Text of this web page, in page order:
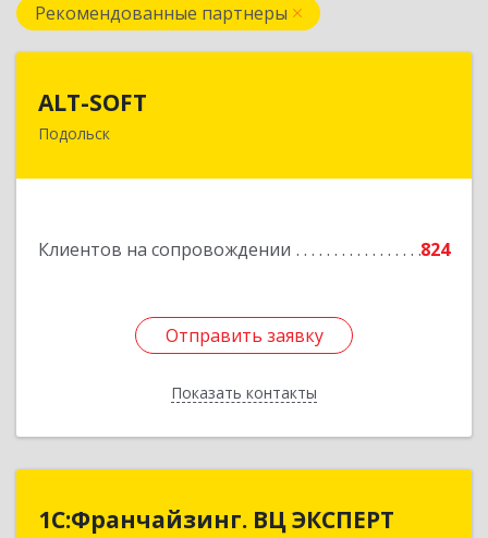
Рекомендованные партнеры
ALT-SOFT
Подольск
Клиентов на сопровождении 824
Отправить заявку
Показать контакты
142116, Московская обл, Подольск г, Советская
Отправить заявку
Назад
1С:Франчайзинг. ВЦ ЭКСПЕРТ
1С:Франчайзинг. ВЦ ЭКСПЕРТ